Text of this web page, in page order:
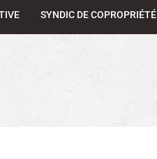
SYNDIC DE COPROPRIÉTÉ